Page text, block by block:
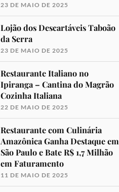
23 DE MAIO DE 2025
Lojão dos Descartáveis Taboão
da Serra
23 DE MAIO DE 2025
Restaurante Italiano no
Ipiranga – Cantina do Magrão
Cozinha Italiana
22 DE MAIO DE 2025
Restaurante com Culinária
Amazônica Ganha Destaque em
São Paulo e Bate R$ 1,7 Milhão
em Faturamento
11 DE MAIO DE 2025